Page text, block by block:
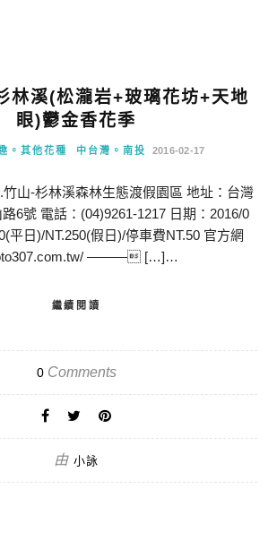
林溪(松瀧岩+玻璃花坊+天地
眼)鬱金香花季
。其他花種 中台灣。南投 2016-02-17
-杉林溪森林生態渡假園區 地址：台灣
6號 電話：(04)9261-1217 日期：2016/0
平日)/NT.250(假日)/停車費NT.50 官方網
——— […]…
繼續閱讀
0Comments
由 小詠